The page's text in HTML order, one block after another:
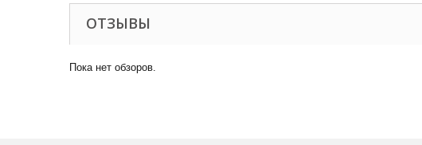
ОТЗЫВЫ
Пока нет обзоров.